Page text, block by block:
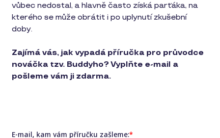
vůbec nedostal, a hlavně často získá parťáka, na
kterého se může obrátit i po uplynutí zkušební
doby.
Zajímá vás, jak vypadá příručka pro průvodce
nováčka tzv. Buddyho? Vyplňte e-mail a
pošleme vám ji zdarma.